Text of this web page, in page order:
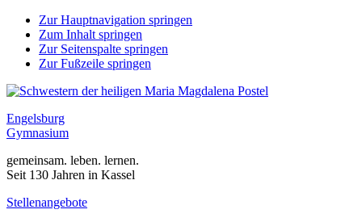
Zur Hauptnavigation springen
Zum Inhalt springen
Zur Seitenspalte springen
Zur Fußzeile springen
Engelsburg
Gymnasium
gemeinsam. leben. lernen.
Seit 130 Jahren in Kassel
Stellenangebote